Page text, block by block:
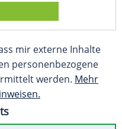
mir externe Inhalte
personenbezogene
werden. Mehr